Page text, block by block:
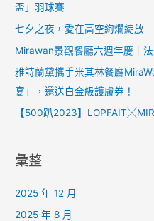
盃」羽球賽
七夕之夜，愛在高空絢爛綻放
Mirawan景觀餐廳六週年慶｜
雅詩蘭黛攜手米其林餐廳
宴」，還送白金級護膚券！
【500趴2023】
彙整
2025 年 12 月
2025 年 8 月